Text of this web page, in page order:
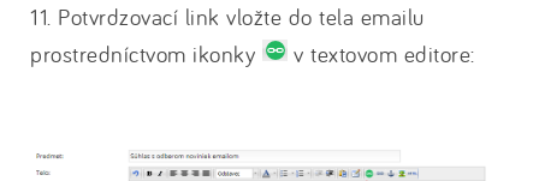
11. Potvrdzovací link vložte do tela emailu
prostredníctvom ikonky
v textovom editore: